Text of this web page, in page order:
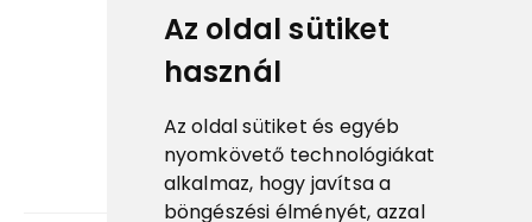
Az oldal sütiket
használ
Az oldal sütiket és egyéb
nyomkövető technológiákat
alkalmaz, hogy javítsa a
böngészési élményét, azzal
Cookies
ESG
Tanúsítványok
Fontos linkek
Prima fagylalt ↗